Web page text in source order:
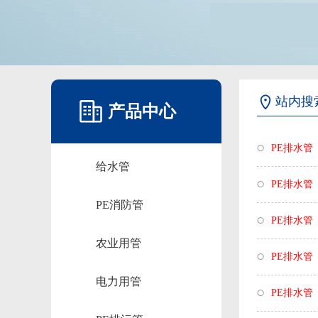
产品中心
给水管
PE消防管
农业用管
电力用管
站内搜
PE排水管
PE排水管
PE排水管
PE排水管
PE排水管